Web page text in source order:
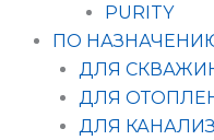
PURITY
ПО
ДЛЯ
ДЛЯ
ДЛЯ